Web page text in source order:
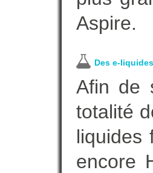
Aspire.
Des e-
Afin de
totalité
liquides
encore